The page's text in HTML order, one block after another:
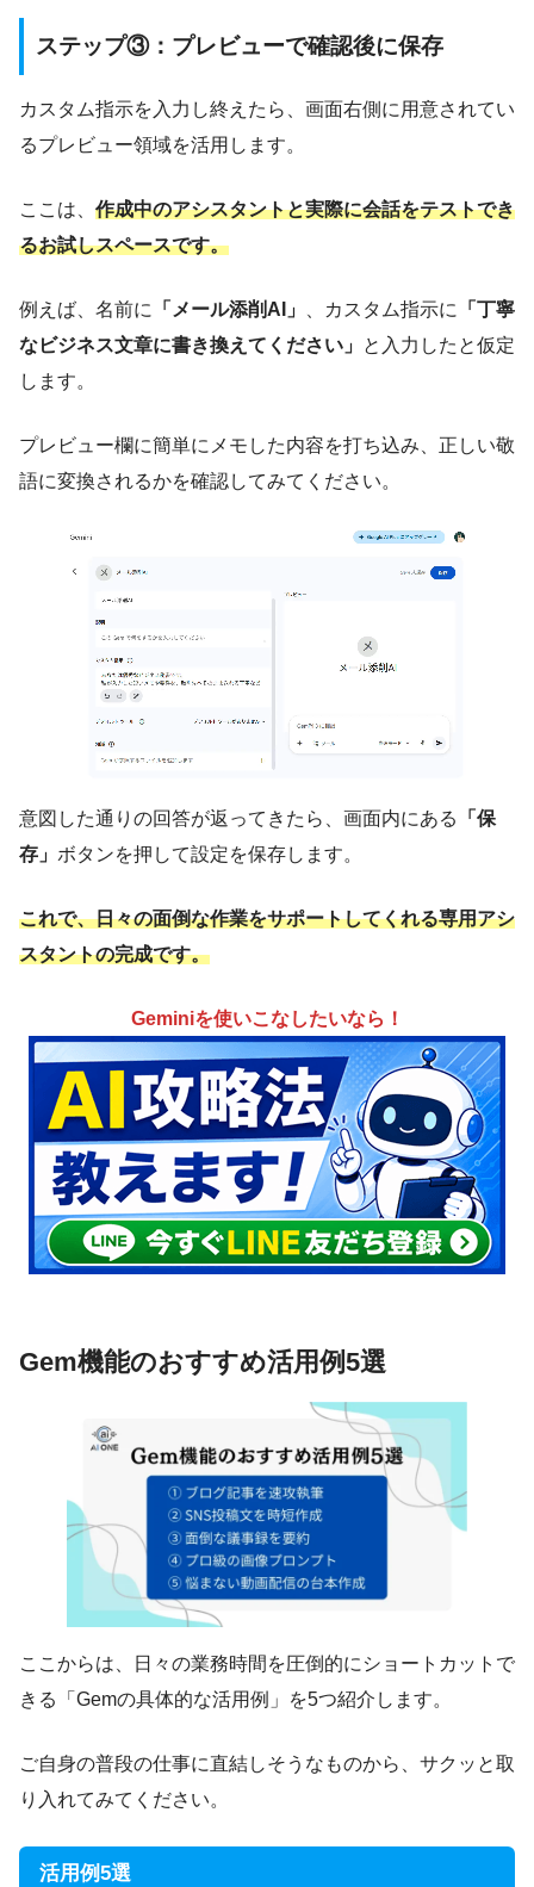
ステップ③：プレビューで確認後に保存
カスタム指示を入力し終えたら、画面右側に用意されてい
るプレビュー領域を活用します。
ここは、 作成中のアシスタントと実際に会話をテストでき
るお試しスペースです。
例えば、名前に 「メール添削AI」 、カスタム指示に
「丁寧
なビジネス文章に書き換えてください」 と入力したと仮定
します。
プレビュー欄に簡単にメモした内容を打ち込み、正しい敬
語に変換されるかを確認してみてください。
意図した通りの回答が返ってきたら、画面内にある
「保
存」 ボタンを押して設定を保存します。
これで、日々の面倒な作業をサポートしてくれる専用アシ
スタントの完成です。
Geminiを使いこなしたいなら！
Gem機能のおすすめ活用例5選
ここからは、日々の業務時間を圧倒的にショートカットで
きる「Gemの具体的な活用例」を5つ紹介します。
ご自身の普段の仕事に直結しそうなものから、サクッと取
り入れてみてください。
活用例5選